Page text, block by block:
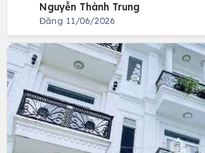
Nguyễn Thành Trung
Đăng 11/06/2026